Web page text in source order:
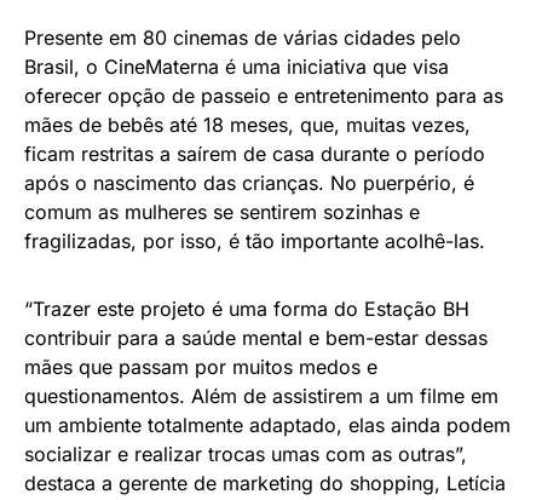
Presente em 80 cinemas de várias cidades pelo
Brasil, o CineMaterna é uma iniciativa que visa
oferecer opção de passeio e entretenimento para as
mães de bebês até 18 meses, que, muitas vezes,
ficam restritas a saírem de casa durante o período
após o nascimento das crianças. No puerpério, é
comum as mulheres se sentirem sozinhas e
fragilizadas, por isso, é tão importante acolhê-las.
“Trazer este projeto é uma forma do Estação BH
contribuir para a saúde mental e bem-estar dessas
mães que passam por muitos medos e
questionamentos. Além de assistirem a um filme em
um ambiente totalmente adaptado, elas ainda podem
socializar e realizar trocas umas com as outras”,
destaca a gerente de marketing do shopping, Letícia